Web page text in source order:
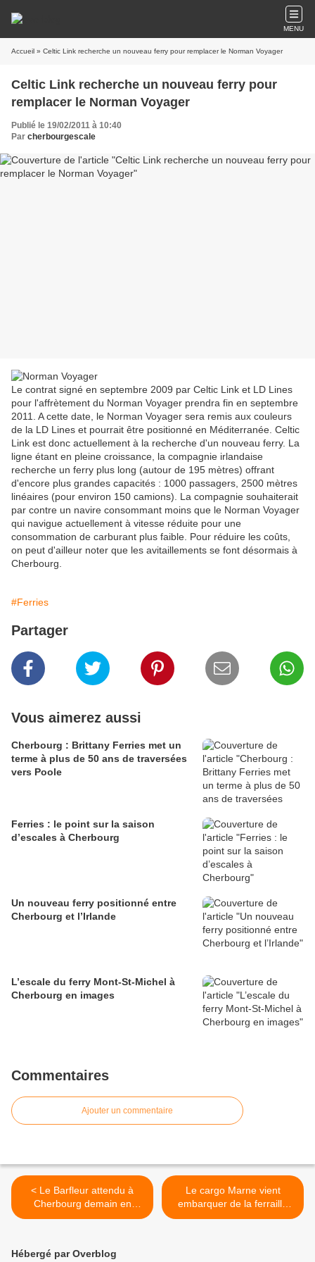
MENU
Accueil » Celtic Link recherche un nouveau ferry pour remplacer le Norman Voyager
Celtic Link recherche un nouveau ferry pour
remplacer le Norman Voyager
Publié le 19/02/2011 à 10:40
Par cherbourgescale
Le contrat signé en septembre 2009 par Celtic Link et LD Lines
pour l'affrètement du Norman Voyager prendra fin en septembre
2011. A cette date, le Norman Voyager sera remis aux couleurs
de la LD Lines et pourrait être positionné en Méditerranée. Celtic
Link est donc actuellement à la recherche d'un nouveau ferry. La
ligne étant en pleine croissance, la compagnie irlandaise
recherche un ferry plus long (autour de 195 mètres) offrant
d'encore plus grandes capacités : 1000 passagers, 2500 mètres
linéaires (pour environ 150 camions). La compagnie souhaiterait
par contre un navire consommant moins que le Norman Voyager
qui navigue actuellement à vitesse réduite pour une
consommation de carburant plus faible. Pour réduire les coûts,
on peut d'ailleur noter que les avitaillements se font désormais à
Cherbourg.
#Ferries
Partager
Vous aimerez aussi
Cherbourg : Brittany Ferries met un
terme à plus de 50 ans de traversées
vers Poole
Ferries : le point sur la saison
d’escales à Cherbourg
Un nouveau ferry positionné entre
Cherbourg et l’Irlande
L’escale du ferry Mont-St-Michel à
Cherbourg en images
Commentaires
Ajouter un commentaire
< Le Barfleur attendu à
Cherbourg demain en
matinée
Le cargo Marne vient
embarquer de la ferraille
pour l'Espagne >
Hébergé par Overblog